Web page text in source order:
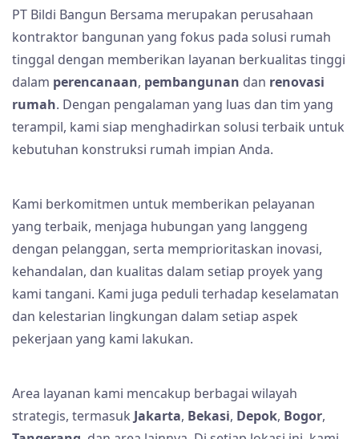
PT Bildi Bangun Bersama merupakan perusahaan
kontraktor bangunan yang fokus pada solusi rumah
tinggal dengan memberikan layanan berkualitas tinggi
dalam perencanaan, pembangunan dan renovasi
rumah. Dengan pengalaman yang luas dan tim yang
terampil, kami siap menghadirkan solusi terbaik untuk
kebutuhan konstruksi rumah impian Anda.
Kami berkomitmen untuk memberikan pelayanan
yang terbaik, menjaga hubungan yang langgeng
dengan pelanggan, serta memprioritaskan inovasi,
kehandalan, dan kualitas dalam setiap proyek yang
kami tangani. Kami juga peduli terhadap keselamatan
dan kelestarian lingkungan dalam setiap aspek
pekerjaan yang kami lakukan.
Area layanan kami mencakup berbagai wilayah
strategis, termasuk Jakarta, Bekasi, Depok, Bogor,